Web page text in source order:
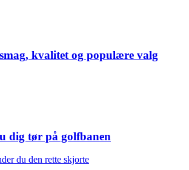
kvalitet og populære valg
dig tør på golfbanen